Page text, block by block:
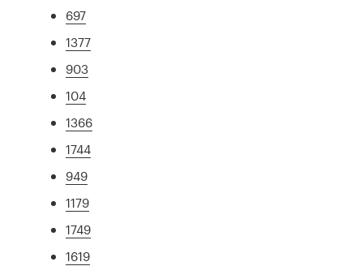
697
1377
903
104
1366
1744
949
1179
1749
1619